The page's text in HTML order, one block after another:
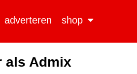
adverteren shop
als Admix